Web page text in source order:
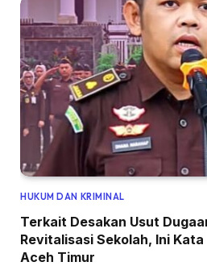
HUKUM DAN KRIMINAL
Terkait Desakan Usut
Revitalisasi Sekolah, Ini
Aceh Timur